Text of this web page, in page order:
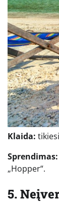
Klaida:
Sprendimas:
„Hopper“.
5.